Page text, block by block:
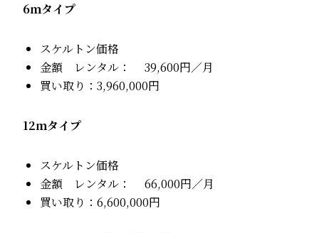
6ｍタイプ
スケルトン価格
金額 レンタル： 39,600円／月
買い取り：3,960,000円
12ｍタイプ
スケルトン価格
金額 レンタル： 66,000円／月
買い取り：6,600,000円